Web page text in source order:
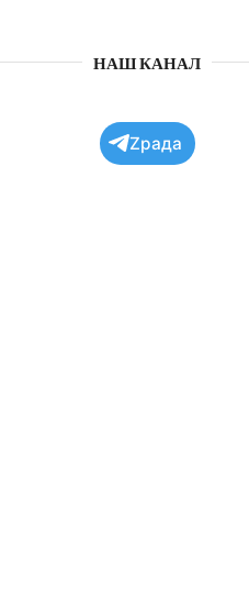
НАШ КАНАЛ
Zрада